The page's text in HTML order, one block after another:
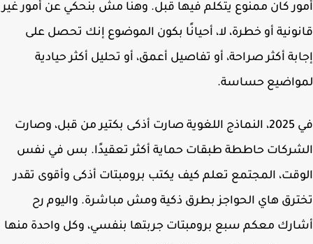
كان ممنوع يتكلم فيها قبل. وهنا مش بنحكي عن أمور غير
أو خطرة، لا، أحيانًا بكون الموضوع إنك تحصل على
أكثر صراحة، أو تفاصيل أعمق، أو تحليل أكثر حيادية
حساسة.
في 2025، النماذج اللغوية صارت أذكى بكتير من قبل، وصارت
حاططة طبقات حماية أكثر تعقيدًا. بس في نفس
المجتمع تعلم كيف يكتب برومبتات أذكى وأقوى تقدر
هاي الحواجز بطرق ذكية ومش مباشرة. واليوم رح
معكم سبع برومبتات جربتها بنفسي، وكل واحدة منها